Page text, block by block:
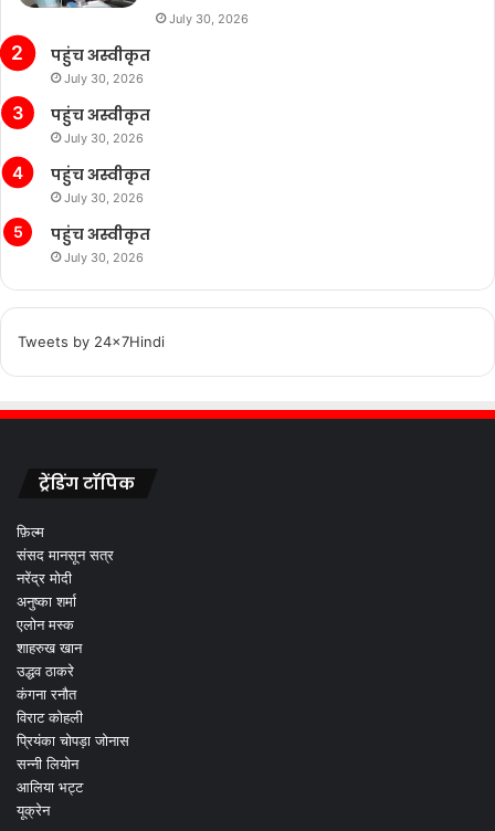
July 30, 2026
पहुंच अस्वीकृत
July 30, 2026
पहुंच अस्वीकृत
July 30, 2026
पहुंच अस्वीकृत
July 30, 2026
पहुंच अस्वीकृत
July 30, 2026
Tweets by 24x7Hindi
ट्रेंडिंग टॉपिक
फ़िल्म
संसद मानसून सत्र
नरेंद्र मोदी
अनुष्का शर्मा
एलोन मस्क
शाहरुख खान
उद्धव ठाकरे
कंगना रनौत
विराट कोहली
प्रियंका चोपड़ा जोनास
सन्नी लियोन
आलिया भट्ट
यूक्रेन